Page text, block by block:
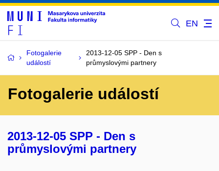
EN
Fotogalerie
událostí
2013-12-05 SPP - Den s
průmyslovými partnery
Fotogalerie událostí
2013-12-05 SPP - Den s
průmyslovými partnery